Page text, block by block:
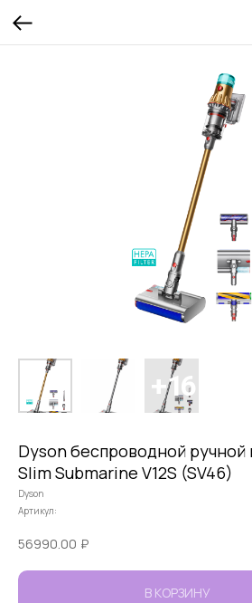
Dyson беспроводной
Slim Submarine V12S (SV46)
Dyson
Артикул:
56990.00 ₽
В КОРЗИНУ